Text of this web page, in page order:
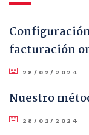
facturación
28/02/2024
Nuestro
28/02/2024